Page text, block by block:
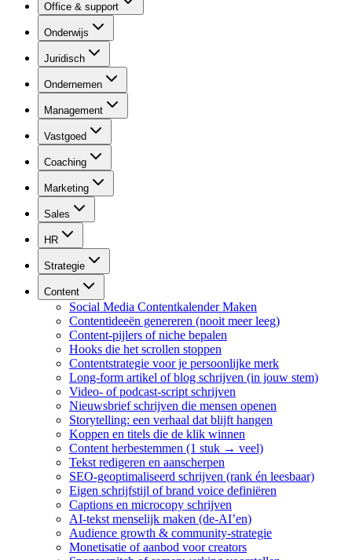
Office & support
Onderwijs
Juridisch
Ondernemen
Management
Vastgoed
Coaching
Marketing
Sales
HR
Strategie
Content
Social Media Contentkalender Maken
Contentideeën genereren (nooit meer leeg)
Content-pijlers of niche bepalen
Hooks die het scrollen stoppen
Contentstrategie voor je persoonlijke merk
Long-form artikel of blog schrijven (in jouw stem)
Video- of podcast-script schrijven
Nieuwsbrief schrijven die mensen openen
Storytelling: een verhaal dat blijft hangen
Koppen en titels die de klik winnen
Content herbestemmen (1 stuk → veel)
Tekst redigeren en aanscherpen
SEO-geoptimaliseerd schrijven (rank én leesbaar)
Eigen schrijfstijl of brand voice definiëren
Captions en microcopy schrijven
AI-tekst menselijk maken (de-AI’en)
Audience growth & community-strategie
Monetisatie of aanbod voor creators